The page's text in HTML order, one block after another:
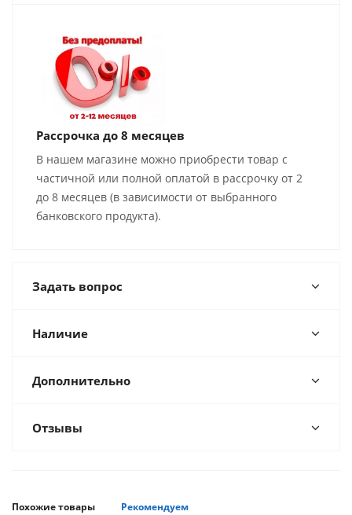
Рассрочка до 8 месяцев
В нашем магазине можно приобрести товар с
частичной или полной оплатой в рассрочку от 2
до 8 месяцев (в зависимости от выбранного
банковского продукта).
Задать вопрос
Наличие
Дополнительно
Отзывы
Похожие товары Рекомендуем